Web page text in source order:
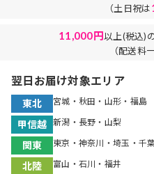
（土日祝は
11,000円以上(税込)
（配送料
翌日お届け対象エリア
東北 宮城・秋田・山形・福島
甲信越 新潟・長野・山梨
関東 東京・神奈川・埼玉・千
北陸 富山・石川・福井